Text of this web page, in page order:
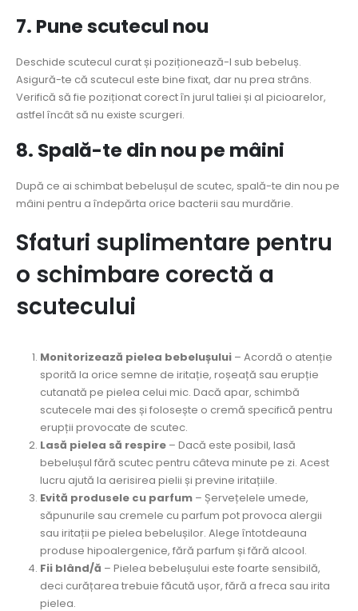
7. Pune scutecul nou
Deschide scutecul curat și poziționează-l sub bebeluș.
Asigură-te că scutecul este bine fixat, dar nu prea strâns.
Verifică să fie poziționat corect în jurul taliei și al picioarelor,
astfel încât să nu existe scurgeri.
8. Spală-te din nou pe mâini
După ce ai schimbat bebelușul de scutec, spală-te din nou pe
mâini pentru a îndepărta orice bacterii sau murdărie.
Sfaturi suplimentare pentru
o schimbare corectă a
scutecului
Monitorizează pielea bebelușului– Acordă o atenție
sporită la orice semne de iritație, roșeață sau erupție
cutanată pe pielea celui mic. Dacă apar, schimbă
scutecele mai des și folosește o cremă specifică pentru
erupții provocate de scutec.
Lasă pielea să respire– Dacă este posibil, lasă
bebelușul fără scutec pentru câteva minute pe zi. Acest
lucru ajută la aerisirea pielii și previne iritațiile.
Evită produsele cu parfum– Șervețelele umede,
săpunurile sau cremele cu parfum pot provoca alergii
sau iritații pe pielea bebelușilor. Alege întotdeauna
produse hipoalergenice, fără parfum și fără alcool.
Fii blând/ă – Pielea bebelușului este foarte sensibilă,
deci curățarea trebuie făcută ușor, fără a freca sau irita
pielea.